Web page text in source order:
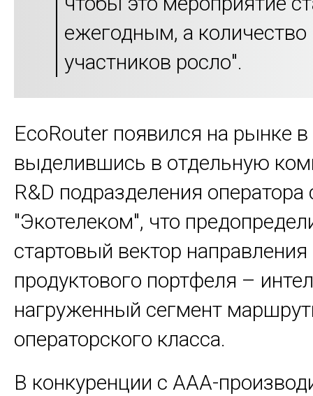
ежегодным, а количество
участников росло".
EcoRouter появился на рынке
выделившись в отдельную
R&D подразделения оператора
"Экотелеком", что
стартовый вектор
продуктового портфеля –
нагруженный сегмент
операторского класса.
В конкуренции с AAA-